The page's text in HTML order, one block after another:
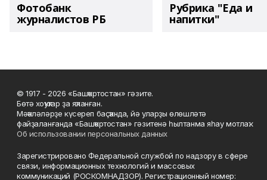
Фотобанк
журналистов РБ
Рубрика "Еда и
напитки"
© 1917 - 2026 «Башҡортостан» гәзите.
Бөтә хоҡуҡтар ҙа яҡланған.
Мәҡәләләрҙе күсереп баҫҡанда, йә уларҙы өлөшләтә
файҙаланғанда «Башҡортостан» гәзитенә һылтанма яһау мотлаҡ.
Об использовании персональных данных
Зарегистрировано Федеральной службой по надзору в сфере
связи, информационных технологий и массовых
коммуникаций (РОСКОМНАДЗОР). Регистрационный номер: